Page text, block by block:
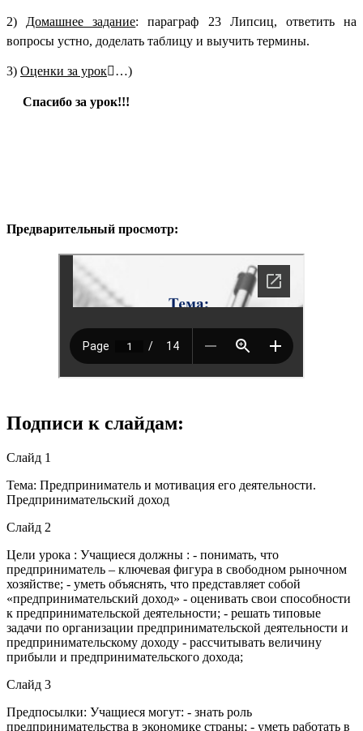
2) Домашнее задание: параграф 23 Липсиц, ответить на
вопросы устно, доделать таблицу и выучить термины.
3) Оценки за урок…)
Спасибо за урок!!!
Предварительный просмотр:
Подписи к слайдам:
Слайд 1
Тема: Предприниматель и мотивация его деятельности.
Предпринимательский доход
Слайд 2
Цели урока : Учащиеся должны : - понимать, что
предприниматель – ключевая фигура в свободном рыночном
хозяйстве; - уметь объяснять, что представляет собой
«предпринимательский доход» - оценивать свои способности
к предпринимательской деятельности; - решать типовые
задачи по организации предпринимательской деятельности и
предпринимательскому доходу - рассчитывать величину
прибыли и предпринимательского дохода;
Слайд 3
Предпосылки: Учащиеся могут: - знать роль
предпринимательства в экономике страны; - уметь работать в